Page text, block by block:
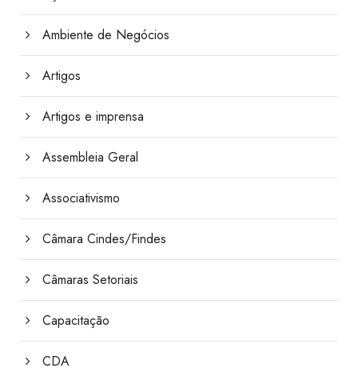
Ambiente de Negócios
Artigos
Artigos e imprensa
Assembleia Geral
Associativismo
Câmara Cindes/Findes
Câmaras Setoriais
Capacitação
CDA